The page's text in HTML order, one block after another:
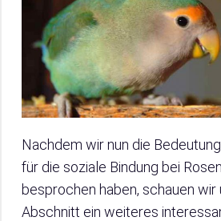
Nachdem wir nun die
für die soziale Bindung bei
besprochen haben, schauen wir
Abschnitt ein weiteres